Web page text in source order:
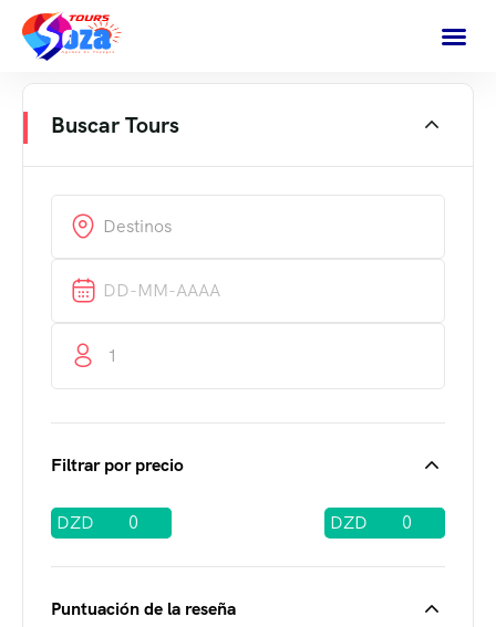
Buscar Tours
1
Filtrar por precio
DZD DZD
Puntuación de la reseña